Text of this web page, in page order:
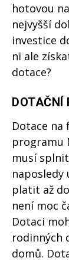
hotovou
nejvyšší
investice
ni ale
dotace?
DOTAČNÍ
Dotace
programu
musí
naposledy
platit až
není moc
Dotaci
rodinných
domů.